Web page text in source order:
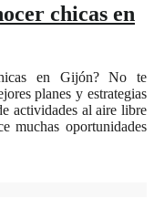
chicas en
en Gijón? No te
planes y estrategias
actividades al aire libre
muchas oportunidades